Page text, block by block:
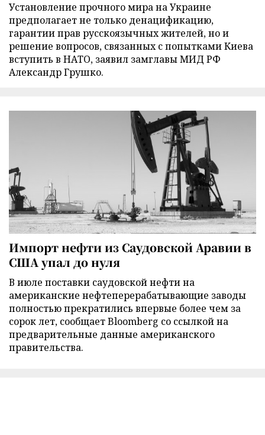
Установление прочного мира на Украине
предполагает не только денацификацию,
гарантии прав русскоязычных жителей, но и
решение вопросов, связанных с попытками Киева
вступить в НАТО, заявил замглавы МИД РФ
Александр Грушко.
Импорт нефти из Саудовской Аравии в
США упал до нуля
В июле поставки саудовской нефти на
американские нефтеперерабатывающие заводы
полностью прекратились впервые более чем за
сорок лет, сообщает Bloomberg со ссылкой на
предварительные данные американского
правительства.